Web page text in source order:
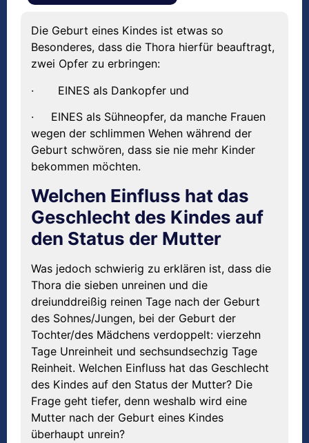
Die Geburt eines Kindes ist etwas so
Besonderes, dass die Thora hierfür beauftragt,
zwei Opfer zu erbringen:
· EINES als Dankopfer und
· EINES als Sühneopfer, da manche Frauen
wegen der schlimmen Wehen während der
Geburt schwören, dass sie nie mehr Kinder
bekommen möchten.
Welchen Einfluss hat das
Geschlecht des Kindes auf
den Status der Mutter
Was jedoch schwierig zu erklären ist, dass die
Thora die sieben unreinen und die
dreiunddreißig reinen Tage nach der Geburt
des Sohnes/Jungen, bei der Geburt der
Tochter/des Mädchens verdoppelt: vierzehn
Tage Unreinheit und sechsundsechzig Tage
Reinheit. Welchen Einfluss hat das Geschlecht
des Kindes auf den Status der Mutter? Die
Frage geht tiefer, denn weshalb wird eine
Mutter nach der Geburt eines Kindes
überhaupt unrein?